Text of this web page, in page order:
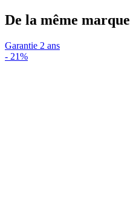
De la même marque
Garantie 2 ans
- 21%